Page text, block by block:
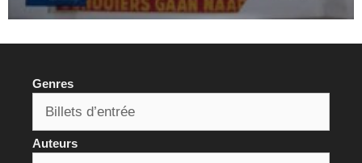
Genres
Auteurs